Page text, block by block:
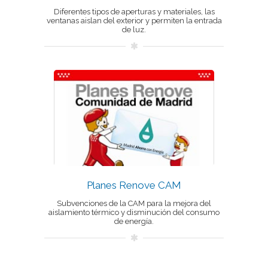
Diferentes tipos de aperturas y materiales, las
ventanas aislan del exterior y permiten la entrada
de luz.
Planes Renove CAM
Subvenciones de la CAM para la mejora del
aislamiento térmico y disminución del consumo
de energía.